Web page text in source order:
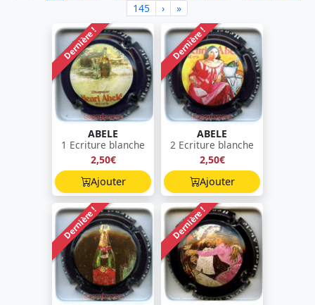
145
› »
Dernière !
ABELE
1 Ecriture blanche
2,50€
Ajouter
Dernière !
ABELE
2 Ecriture blanche
2,50€
Ajouter
Dernière ! Dernière !